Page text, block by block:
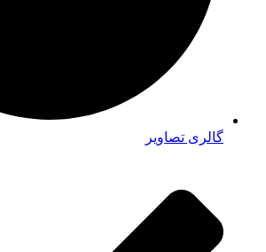
گالری تصاویر